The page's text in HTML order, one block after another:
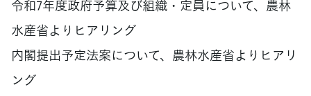
令和7年度政府予算及び組織・定員について、農林
水産省よりヒアリング
内閣提出予定法案について、農林水産省よりヒアリ
ング